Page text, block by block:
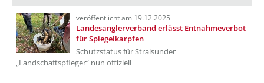
veröffentlicht am 19.12.2025
Landesanglerverband erlässt Entnahmeverbot
für Spiegelkarpfen
Schutzstatus für Stralsunder
„Landschaftspfleger“ nun offiziell